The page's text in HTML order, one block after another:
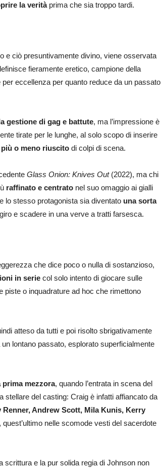
la veritàprima che sia troppo tardi.
e ciò presuntivamente divino, viene osservata
fieramente eretico, campione della
eccellenza per quanto reduce da un passato
gestione di gag e battute, ma l’impressione è
tirate per le lunghe, al solo scopo di inserire
o meno riuscito di colpi di scena.
Glass Onion: Knives Out(2022), ma chi
raffinato e centrato nel suo omaggio ai gialli
lo stesso protagonista sia diventato una sorta
e scadere in una verve a tratti farsesca.
che dice poco o nulla di sostanzioso,
in serie col solo intento di giocare sulle
piste o inquadrature ad hoc che rimettono
atteso da tutti e poi risolto sbrigativamente
lontano passato, esplorato superficialmente
mezzora, quando l’entrata in scena del
stellare del casting: Craig è infatti affiancato da
Andrew Scott, Mila Kunis, Kerry
, quest’ultimo nelle scomode vesti del sacerdote
scrittura e la pur solida regia di Johnson non